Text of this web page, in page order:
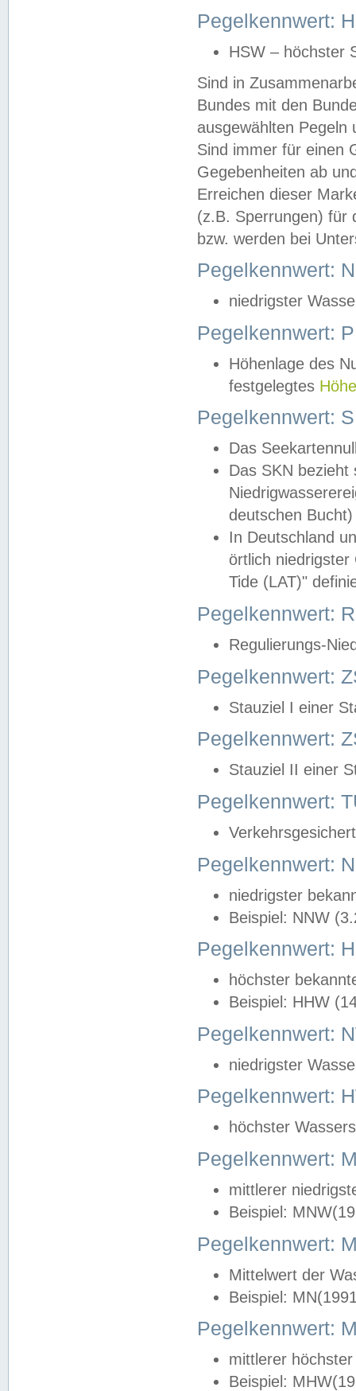
Pegelkennwert:
HSW – höchster
Sind in
Bundes mit den
ausgewählten
Sind immer für einen
Gegebenheiten ab
Erreichen dieser
(z.B. Sperrungen) für
bzw. werden bei
Pegelkennwert:
niedrigster
Pegelkennwert:
Höhenlage des
festgelegtes
Pegelkennwert:
Das
Das SKN
deutschen
In Deutschland
örtlich
Tide (LAT)"
Pegelkennwert:
Regulierungs-
Pegelkennwert:
Stauziel I einer
Pegelkennwert:
Stauziel II einer
Pegelkennwert:
Pegelkennwert:
niedrigster
Beispiel: NNW
Pegelkennwert:
höchster
Beispiel: HHW
Pegelkennwert:
niedrigster
Pegelkennwert:
höchster
Pegelkennwert:
mittlerer
Beispiel:
Pegelkennwert:
Mittelwert der
Beispiel:
Pegelkennwert:
mittlerer
Beispiel: